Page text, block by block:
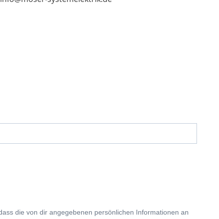
die von dir angegebenen persönlichen Informationen an